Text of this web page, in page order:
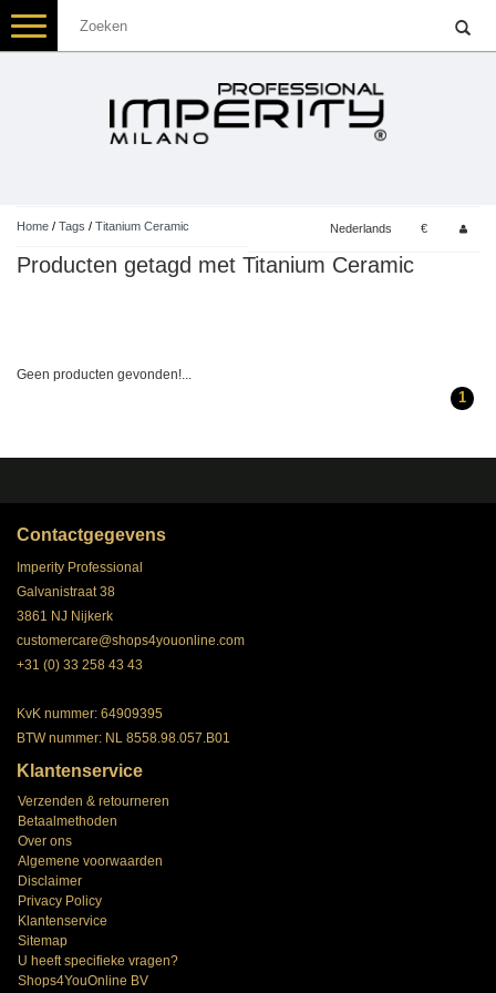
Toggle
navigation
Home / Tags / Titanium Ceramic Nederlands €
Producten getagd met Titanium Ceramic
Geen producten gevonden!...
1
Contactgegevens
Imperity Professional
Galvanistraat 38
3861 NJ Nijkerk
customercare@shops4youonline.com
+31 (0) 33 258 43 43
KvK nummer: 64909395
BTW nummer: NL 8558.98.057.B01
Klantenservice
Verzenden & retourneren
Betaalmethoden
Over ons
Algemene voorwaarden
Disclaimer
Privacy Policy
Klantenservice
Sitemap
U heeft specifieke vragen?
Shops4YouOnline BV